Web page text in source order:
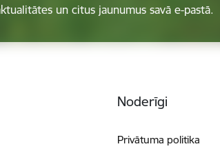
un citus jaunumus savā e-pastā.
Noderīgi
Privātuma politika